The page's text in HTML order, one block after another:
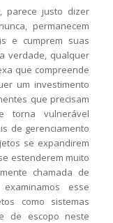
parece justo dizer
permanecem
e cumprem suas
verdade, qualquer
que compreende
um investimento
que precisam
torna vulnerável
de gerenciamento
se expandirem
estenderem muito
chamada de
esse
como sistemas
de escopo neste